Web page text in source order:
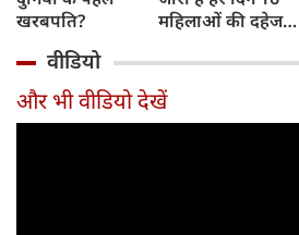
खरबपति?
महिलाओं की दहेज
वीडियो
और भी वीडियो देखें